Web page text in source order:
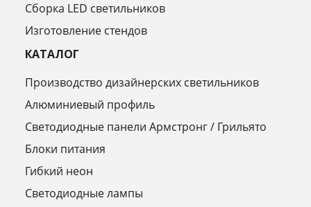
Сборка LED светильников
Изготовление стендов
КАТАЛОГ
Производство дизайнерских светильников
Алюминиевый профиль
Светодиодные панели Армстронг / Грильято
Блоки питания
Гибкий неон
Светодиодные лампы